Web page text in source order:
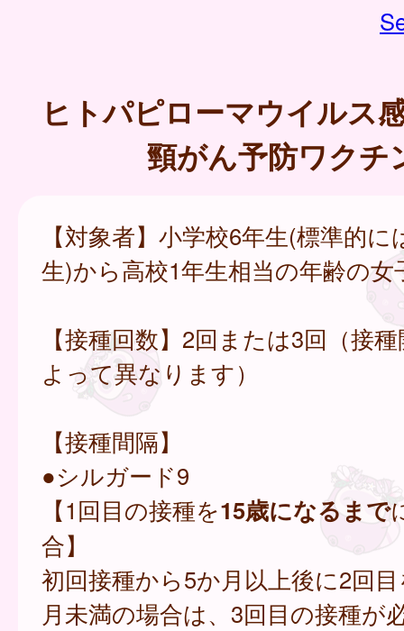
ヒトパピローマウイルス
頸がん予防ワクチ
【対象者】小学校6年生(標準的に
生)から高校1年生相当の年齢の女
【接種回数】2回または3回（接
よって異なります）
【接種間隔】
●シルガード9
【1回目の接種を15歳になるまで
合】
初回接種から5か月以上後に2回
月未満の場合は、3回目の接種が